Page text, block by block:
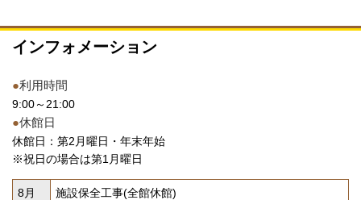
インフォメーション
●利用時間
9:00～21:00
●休館日
休館日：第2月曜日・年末年始
※祝日の場合は第1月曜日
8月 施設保全工事(全館休館)